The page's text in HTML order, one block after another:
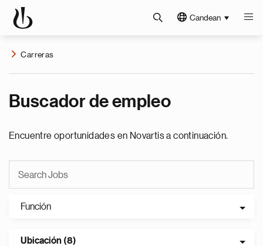
Candean
Carreras
Buscador de empleo
Encuentre oportunidades en Novartis a continuación.
Función
Ubicación (8)